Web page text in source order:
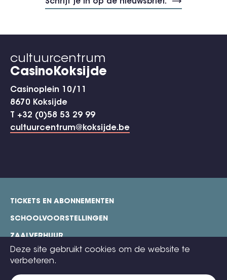
cultuurcentrum
CasinoKoksijde
Casinoplein 10/11
8670 Koksijde
T +32 (0)58 53 29 99
cultuurcentrum@koksijde.be
Deze site gebruikt cookies om de website te
verbeteren.
footer
TICKETS EN ABONNEMENTEN
SCHOOLVOORSTELLINGEN
ZAALVERHUUR
TECHNISCHE FICHES